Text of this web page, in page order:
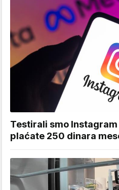
Testirali smo
plaćate 250 dinara